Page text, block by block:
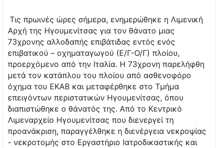
Τις πρωινές ώρες σήμερα, ενημερώθηκε η Λιμενική
Αρχή της Ηγουμενίτσας για τον θάνατο μιας
73χρονης αλλοδαπής επιβάτιδας εντός ενός
επιβατικού – οχηματαγωγού (Ε/Γ-Ο/Γ) πλοίου,
προερχόμενο από την Ιταλία. Η 73χρονη παρελήφθη
μετά τον κατάπλου του πλοίου από ασθενοφόρο
όχημα του ΕΚΑΒ και μεταφέρθηκε στο Τμήμα
επειγόντων περιστατικών Ηγουμενίτσας, όπου
διαπιστώθηκε ο θάνατός της. Από το Κεντρικό
Λιμεναρχείο Ηγουμενίτσας που διενεργεί τη
προανάκριση, παραγγέλθηκε η διενέργεια νεκροψίας
- νεκροτομής στο Εργαστήριο Ιατροδικαστικής και